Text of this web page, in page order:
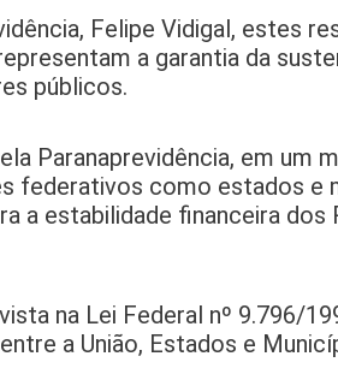
Felipe Vidigal, estes
a garantia da
públicos.
Paranaprevidência, em um
federativos como estados e
a estabilidade financeira dos
na Lei Federal nº 9.796/
a União, Estados e